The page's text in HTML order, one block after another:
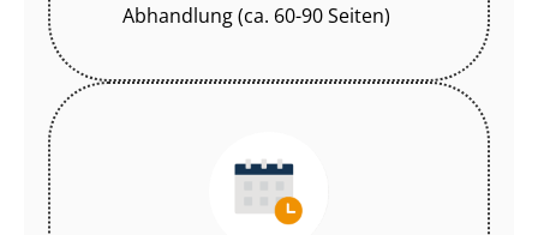
Abhandlung (ca. 60-90 Seiten)